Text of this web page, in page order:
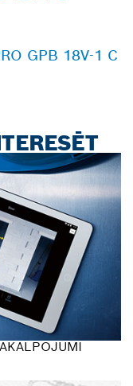
GPB 18V-1 C